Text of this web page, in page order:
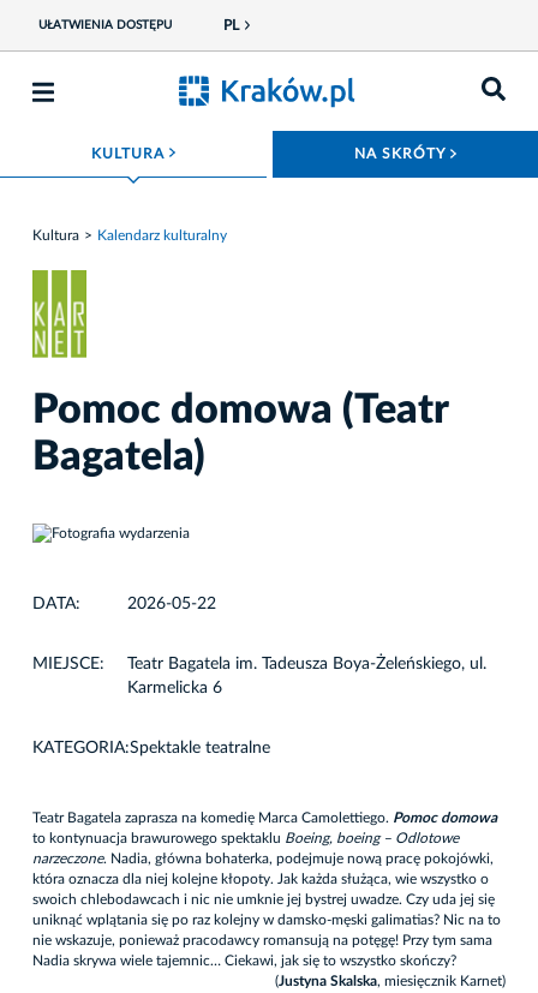
UŁATWIENIA DOSTĘPU PL
KULTURA ROZWIŃ MENU NA SKRÓTY
Kultura Kalendarz kulturalny
Pomoc domowa (Teatr
Bagatela)
DATA: 2026-05-22
MIEJSCE:
Teatr Bagatela im. Tadeusza Boya-Żeleńskiego, ul.
Karmelicka 6
KATEGORIA:Spektakle teatralne
Teatr Bagatela zaprasza na komedię Marca Camolettiego. Pomoc domowa
to kontynuacja brawurowego spektaklu Boeing, boeing – Odlotowe
narzeczone. Nadia, główna bohaterka, podejmuje nową pracę pokojówki,
która oznacza dla niej kolejne kłopoty. Jak każda służąca, wie wszystko o
swoich chlebodawcach i nic nie umknie jej bystrej uwadze. Czy uda jej się
uniknąć wplątania się po raz kolejny w damsko-męski galimatias? Nic na to
nie wskazuje, ponieważ pracodawcy romansują na potęgę! Przy tym sama
Nadia skrywa wiele tajemnic… Ciekawi, jak się to wszystko skończy?
(Justyna Skalska, miesięcznik Karnet)